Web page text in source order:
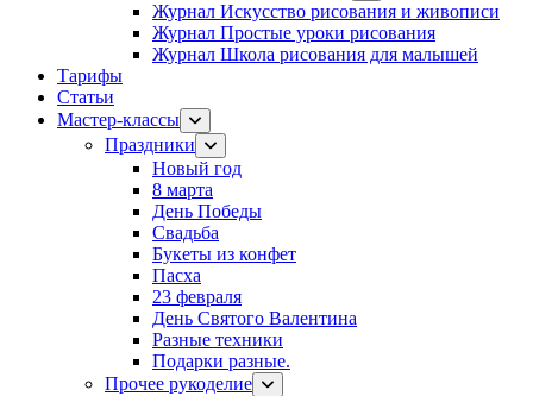
Журнал Искусство рисования и живописи
Журнал Простые уроки рисования
Журнал Школа рисования для малышей
Тарифы
Статьи
Мастер-классы
Праздники
Новый год
8 марта
День Победы
Свадьба
Букеты из конфет
Пасха
23 февраля
День Святого Валентина
Разные техники
Подарки разные.
Прочее рукоделие